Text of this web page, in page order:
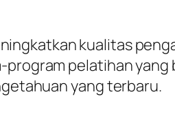
kualitas
pelatihan
yang terbaru.